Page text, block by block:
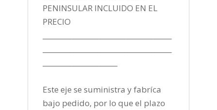
PENINSULAR INCLUIDO EN EL
PRECIO
Este eje se suministra y fabríca
bajo pedido, por lo que el plazo